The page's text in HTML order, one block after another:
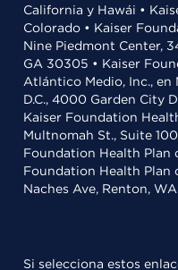
California y Hawái •
Colorado • Kaiser
Nine Piedmont Center,
GA 30305 • Kaiser
Atlántico Medio, Inc.,
D.C., 4000 Garden City
Kaiser Foundation
Multnomah St., Suite
Foundation Health Plan
Foundation Health Plan
Naches Ave, Renton,
Si selecciona estos